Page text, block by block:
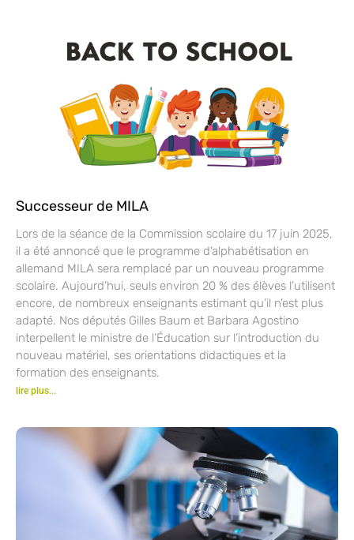
Successeur de MILA
Lors de la séance de la Commission scolaire du 17 juin 2025,
il a été annoncé que le programme d’alphabétisation en
allemand MILA sera remplacé par un nouveau programme
scolaire. Aujourd’hui, seuls environ 20 % des élèves l’utilisent
encore, de nombreux enseignants estimant qu’il n’est plus
adapté. Nos députés Gilles Baum et Barbara Agostino
interpellent le ministre de l’Éducation sur l’introduction du
nouveau matériel, ses orientations didactiques et la
formation des enseignants.
lire plus...